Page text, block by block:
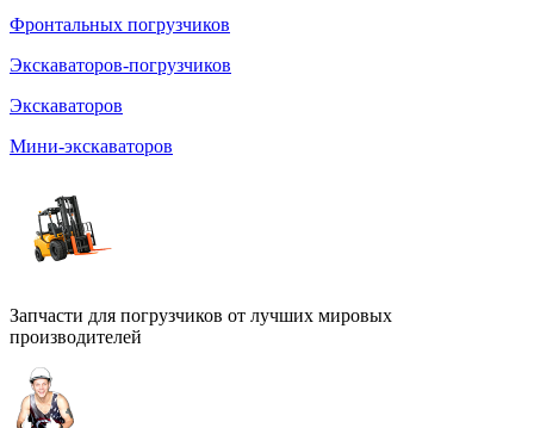
Фронтальных погрузчиков
Экскаваторов-погрузчиков
Экскаваторов
Мини-экскаваторов
Запчасти для погрузчиков от лучших мировых
производителей